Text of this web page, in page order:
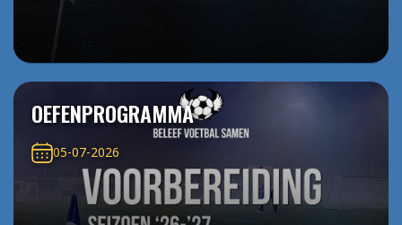
OEFENPROGRAMMA
05-07-2026